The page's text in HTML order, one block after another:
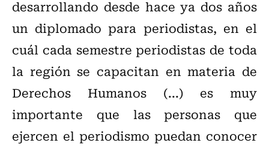
desarrollando desde hace ya dos años
un diplomado para periodistas, en el
cuál cada semestre periodistas de toda
la región se capacitan en materia de
Derechos Humanos (...) es muy
importante que las personas que
ejercen el periodismo puedan conocer